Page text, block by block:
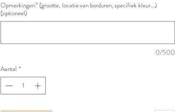
Opmerkingen? (grootte, locatie van borduren, specifiek kleur...)
(optioneel)
0/500
Aantal *